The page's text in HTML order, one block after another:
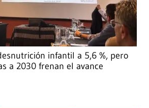
infantil a 5,6 %, pero
a 2030 frenan el avance